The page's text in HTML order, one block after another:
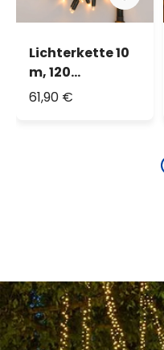
Lichterkette 10
m, 120
warmweißes
61,90 €